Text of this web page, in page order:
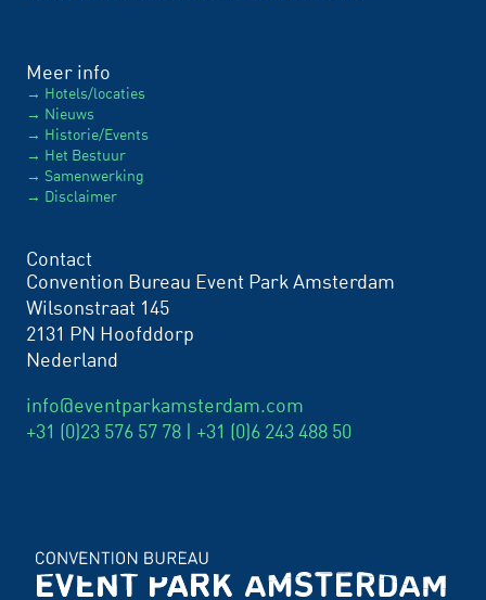
Meer info
Hotels/locaties
Nieuws
Historie/Events
Het Bestuur
Samenwerking
Disclaimer
Contact
Convention Bureau Event Park Amsterdam
Wilsonstraat 145
2131 PN Hoofddorp
Nederland
info@eventparkamsterdam.com
+31 (0)23 576 57 78 | +31 (0)6 243 488 50